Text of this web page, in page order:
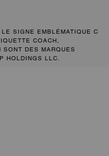
SIGNE EMBLÉMATIQUE C
COACH,
DES MARQUES
HOLDINGS LLC.